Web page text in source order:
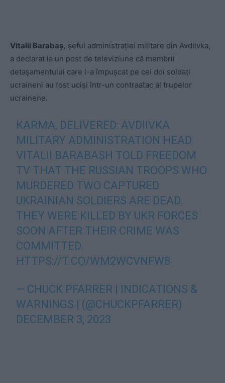
Vitalii Barabaș, șeful administrației militare din Avdiivka,
a declarat la un post de televiziune că membrii
detașamentului care i-a împușcat pe cei doi soldați
ucraineni au fost uciși într-un contraatac al trupelor
ucrainene.
KARMA, DELIVERED: AVDIIVKA
MILITARY ADMINISTRATION HEAD
VITALII BARABASH TOLD FREEDOM
TV THAT THE RUSSIAN TROOPS WHO
MURDERED TWO CAPTURED
UKRAINIAN SOLDIERS ARE DEAD.
THEY WERE KILLED BY UKR FORCES
SOON AFTER THEIR CRIME WAS
COMMITTED.
HTTPS://T.CO/WM2WCVNFW8
— CHUCK PFARRER | INDICATIONS &
WARNINGS | (@CHUCKPFARRER)
DECEMBER 3, 2023